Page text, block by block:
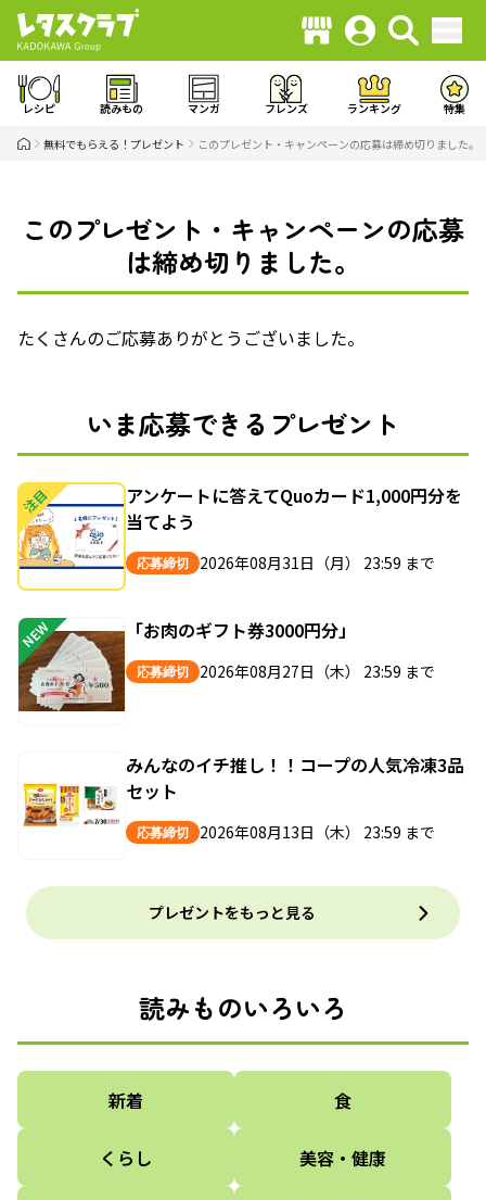
レシピ 読みもの マンガ フレンズ ランキング 特集
無料でもらえる！プレゼント このプレゼント・キャンペーンの応募は締め切りました。
このプレゼント・キャンペーンの応募
は締め切りました。
たくさんのご応募ありがとうございました。
いま応募できるプレゼント
注目
アンケートに答えてQuoカード1,000円分を
当てよう
応募締切 2026年08月31日（月） 23:59 まで
NEW 「お肉のギフト券3000円分」
応募締切 2026年08月27日（木） 23:59 まで
みんなのイチ推し！！コープの人気冷凍3品
セット
応募締切 2026年08月13日（木） 23:59 まで
プレゼントをもっと見る
読みものいろいろ
新着 食
くらし 美容・健康